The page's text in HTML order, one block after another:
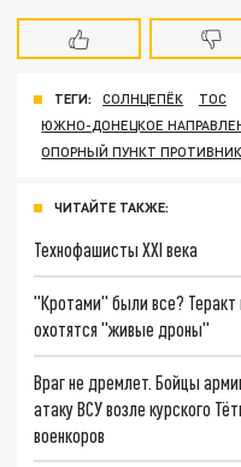
ТЕГИ: СОЛНЦЕПЁК ТОС
ЮЖНО-ДОНЕЦКОЕ
ОПОРНЫЙ ПУНКТ
ЧИТАЙТЕ ТАКЖЕ:
Технофашисты XXI века
"Кротами" были все? Теракт
охотятся "живые дроны"
Враг не дремлет. Бойцы
атаку ВСУ возле курского
военкоров